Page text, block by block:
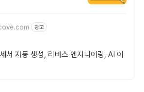
광고
서 자동 생성, 리버스 엔지니어링, AI 어